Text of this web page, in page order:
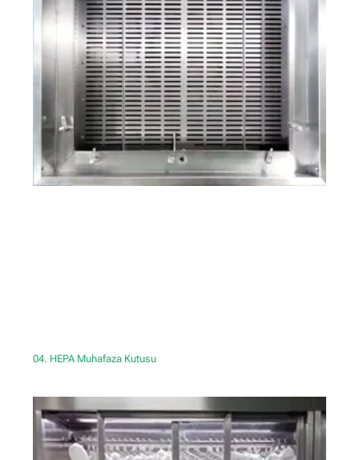
04. HEPA Muhafaza Kutusu